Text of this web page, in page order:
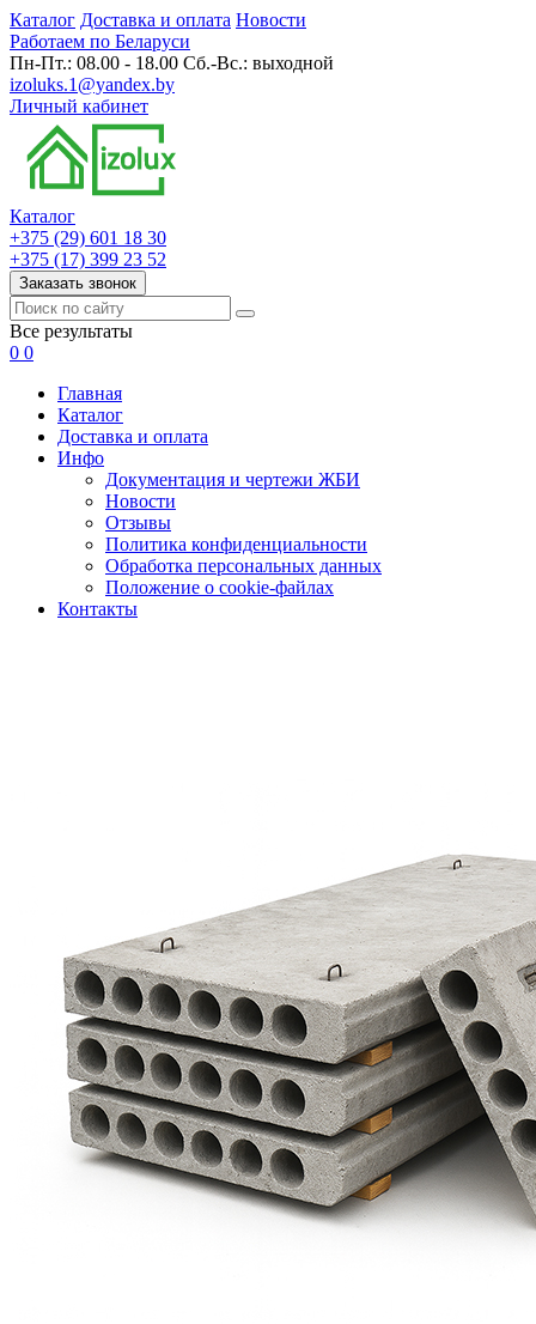
Каталог Доставка и оплата Новости
Работаем по Беларуси
Пн-Пт.: 08.00 - 18.00 Сб.-Вс.: выходной
izoluks.1@yandex.by
Личный кабинет
Каталог
+375 (29) 601 18 30
+375 (17) 399 23 52
Заказать звонок
Все результаты
0 0
Главная
Каталог
Доставка и оплата
Инфо
Документация и чертежи ЖБИ
Новости
Отзывы
Политика конфиденциальности
Обработка персональных данных
Положение о cookie-файлах
Контакты